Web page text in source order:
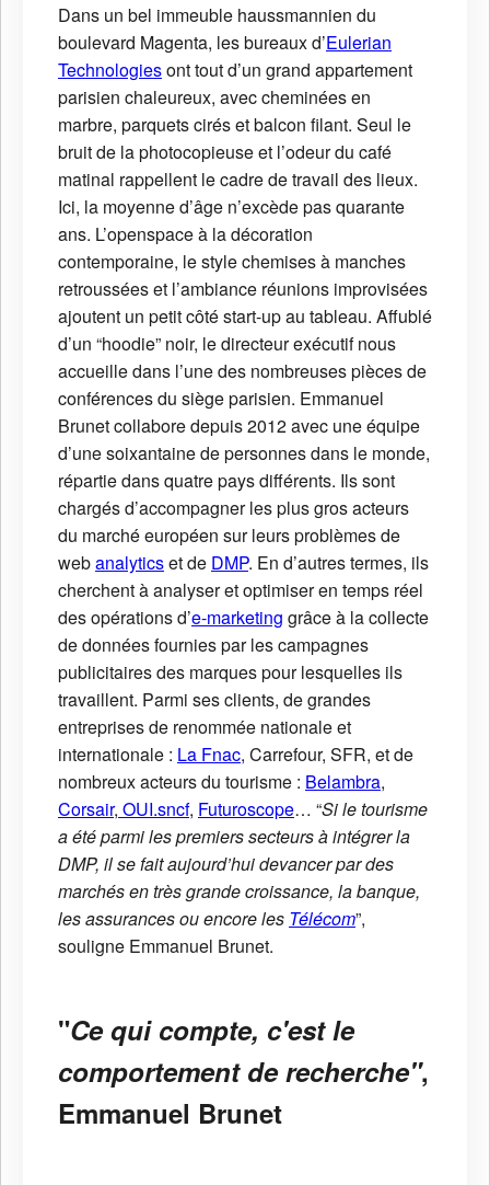
Dans un bel immeuble haussmannien du
boulevard Magenta, les bureaux d’Eulerian
Technologiesont tout d’un grand appartement
parisien chaleureux, avec cheminées en
marbre, parquets cirés et balcon filant. Seul le
bruit de la photocopieuse et l’odeur du café
matinal rappellent le cadre de travail des lieux.
Ici, la moyenne d’âge n’excède pas quarante
ans. L’openspace à la décoration
contemporaine, le style chemises à manches
retroussées et l’ambiance réunions improvisées
ajoutent un petit côté start-up au tableau. Affublé
d’un “hoodie” noir, le directeur exécutif nous
accueille dans l’une des nombreuses pièces de
conférences du siège parisien. Emmanuel
Brunet collabore depuis 2012 avec une équipe
d’une soixantaine de personnes dans le monde,
répartie dans quatre pays différents. Ils sont
chargés d’accompagner les plus gros acteurs
du marché européen sur leurs problèmes de
webanalyticset de DMP. En d’autres termes, ils
cherchent à analyser et optimiser en temps réel
des opérations d’e-marketing grâce à la collecte
de données fournies par les campagnes
publicitaires des marques pour lesquelles ils
travaillent. Parmi ses clients, de grandes
entreprises de renommée nationale et
internationale : La Fnac, Carrefour, SFR, et de
nombreux acteurs du tourisme : Belambra,
Corsair, OUI.sncf, Futuroscope… “Si le tourisme
a été parmi les premiers secteurs à intégrer la
DMP, il se fait aujourd’hui devancer par des
marchés en très grande croissance, la banque,
les assurances ou encore les Télécom”,
souligne Emmanuel Brunet.
"Ce qui compte, c'est le
comportement de recherche",
Emmanuel Brunet